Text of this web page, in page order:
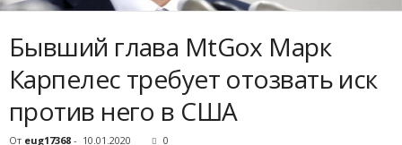
Бывший глава MtGox Марк
Карпелес требует отозвать иск
против него в США
От eug17368 - 10.01.2020 0